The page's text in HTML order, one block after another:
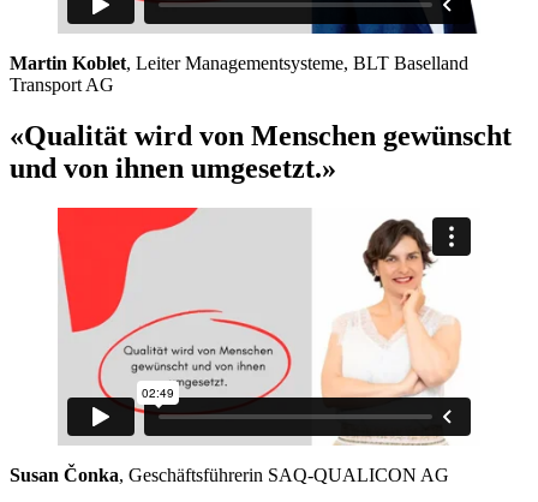
Martin Koblet, Leiter Managementsysteme, BLT Baselland
Transport AG
«Qualität wird von Menschen gewünscht
und von ihnen umgesetzt.»
Susan Čonka, Geschäftsführerin SAQ-QUALICON AG